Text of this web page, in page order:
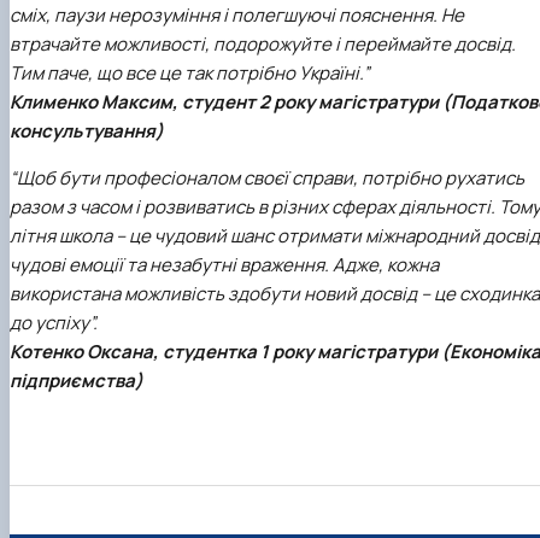
сміх, паузи нерозуміння і полегшуючі пояснення. Не
втрачайте можливості, подорожуйте і переймайте досвід.
Тим паче, що все це так потрібно Україні.”
Клименко Максим, студент 2 року магістратури
консультування)
“Щоб бути професіоналом своєї справи, потрібно рухатись
разом з часом і розвиватись в різних сферах діяльності. Тому
літня школа – це чудовий шанс отримати міжнародний
чудові емоції та незабутні враження. Адже, кожна
використана можливість здобути новий досвід – це сходинка
до успіху”.
Котенко Оксана, студентка 1 року магістратури (Економіка
підприємства)